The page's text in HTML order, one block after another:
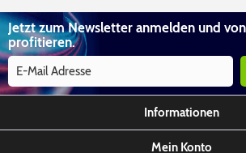
Jetzt zum Newsletter anmelden und
profitieren.
Informationen
Mein Konto